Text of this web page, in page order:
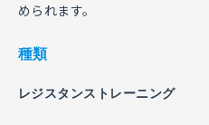
められます。
種類
レジスタンストレーニング